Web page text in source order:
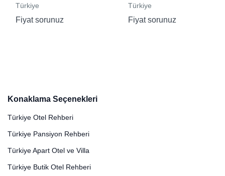
Türkiye
Fiyat sorunuz
Türkiye
Fiyat sorunuz
Konaklama Seçenekleri
Türkiye Otel Rehberi
Türkiye Pansiyon Rehberi
Türkiye Apart Otel ve Villa
Türkiye Butik Otel Rehberi